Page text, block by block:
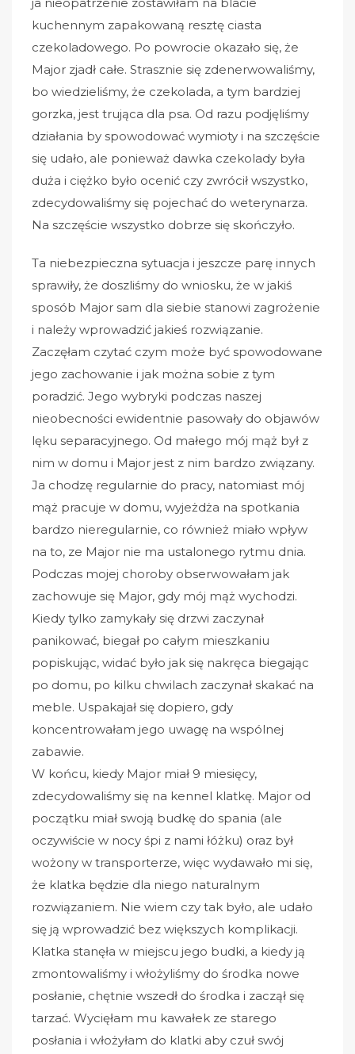
kuchennym zapakowaną resztę ciasta
czekoladowego. Po powrocie okazało się, że
Major zjadł całe. Strasznie się zdenerwowaliśmy,
bo wiedzieliśmy, że czekolada, a tym bardziej
gorzka, jest trująca dla psa. Od razu podjęliśmy
działania by spowodować wymioty i na szczęście
się udało, ale ponieważ dawka czekolady była
duża i ciężko było ocenić czy zwrócił wszystko,
zdecydowaliśmy się pojechać do weterynarza.
Na szczęście wszystko dobrze się skończyło.
Ta niebezpieczna sytuacja i jeszcze parę innych
sprawiły, że doszliśmy do wniosku, że w jakiś
sposób Major sam dla siebie stanowi zagrożenie
i należy wprowadzić jakieś rozwiązanie.
Zaczęłam czytać czym może być spowodowane
jego zachowanie i jak można sobie z tym
poradzić. Jego wybryki podczas naszej
nieobecności ewidentnie pasowały do objawów
lęku separacyjnego. Od małego mój mąż był z
nim w domu i Major jest z nim bardzo związany.
Ja chodzę regularnie do pracy, natomiast mój
mąż pracuje w domu, wyjeżdża na spotkania
bardzo nieregularnie, co również miało wpływ
na to, ze Major nie ma ustalonego rytmu dnia.
Podczas mojej choroby obserwowałam jak
zachowuje się Major, gdy mój mąż wychodzi.
Kiedy tylko zamykały się drzwi zaczynał
panikować, biegał po całym mieszkaniu
popiskując, widać było jak się nakręca biegając
po domu, po kilku chwilach zaczynał skakać na
meble. Uspakajał się dopiero, gdy
koncentrowałam jego uwagę na wspólnej
zabawie.
W końcu, kiedy Major miał 9 miesięcy,
zdecydowaliśmy się na kennel klatkę. Major od
początku miał swoją budkę do spania (ale
oczywiście w nocy śpi z nami łóżku) oraz był
wożony w transporterze, więc wydawało mi się,
że klatka będzie dla niego naturalnym
rozwiązaniem. Nie wiem czy tak było, ale udało
się ją wprowadzić bez większych komplikacji.
Klatka stanęła w miejscu jego budki, a kiedy ją
zmontowaliśmy i włożyliśmy do środka nowe
posłanie, chętnie wszedł do środka i zaczął się
tarzać. Wycięłam mu kawałek ze starego
posłania i włożyłam do klatki aby czuł swój